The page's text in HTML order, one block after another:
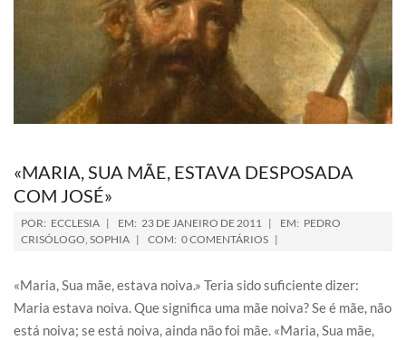
«MARIA, SUA MÃE, ESTAVA DESPOSADA
COM JOSÉ»
POR: ECCLESIA EM: 23 DE JANEIRO DE 2011 EM: PEDRO
CRISÓLOGO, SOPHIA COM: 0 COMENTÁRIOS
«Maria, Sua mãe, estava noiva.» Teria sido suficiente dizer:
Maria estava noiva. Que significa uma mãe noiva? Se é mãe, não
está noiva; se está noiva, ainda não foi mãe. «Maria, Sua mãe,